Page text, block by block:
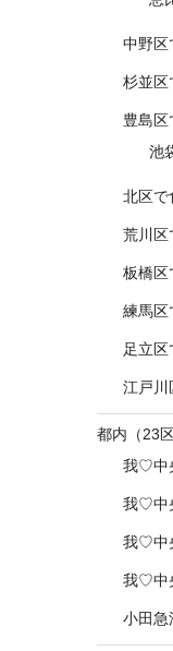
中野区
杉並区
豊島区
池
北区で
荒川区
板橋区
練馬区
足立区
江戸川
都内（23
我♡中
我♡中
我♡中
我♡中
小田急